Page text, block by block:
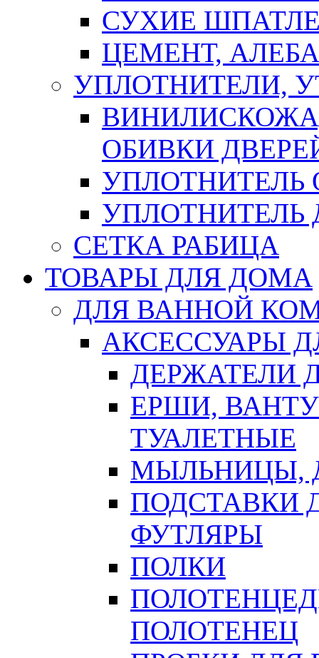
СУХИЕ
ЦЕМЕНТ,
УПЛОТНИТЕЛИ,
ОБИВКИ
УПЛОТНИТЕЛЬ
СЕТКА РАБИЦА
ТОВАРЫ ДЛЯ ДОМА
ДЛЯ ВАННОЙ
АКСЕССУАРЫ
ДЕРЖАТЕЛИ
ЕРШИ,
ТУАЛЕТНЫЕ
МЫЛЬНИЦЫ,
ПОДСТАВКИ
ФУТЛЯРЫ
ПОЛКИ
ПОЛОТЕНЕЦ